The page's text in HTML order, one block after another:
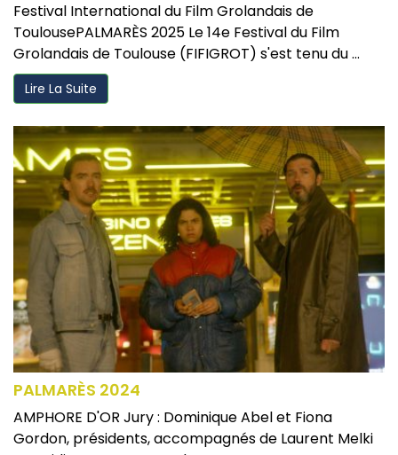
Festival International du Film Grolandais de
ToulousePALMARÈS 2025 Le 14e Festival du Film
Grolandais de Toulouse (FIFIGROT) s'est tenu du ...
Lire La Suite
PALMARÈS 2024
AMPHORE D'OR Jury : Dominique Abel et Fiona
Gordon, présidents, accompagnés de Laurent Melki